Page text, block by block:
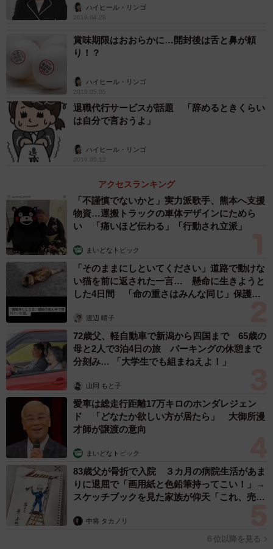
れた時の事。ある識者の答えは「嫌われる勇気」。私は
「許す心」と答えました。「人を許す」という事が今の世
の中に欠けてきているように感じてなりません。
ところで、最近の男性コメンテーターが、この不倫騒動
に関して一様口が重くなって来ていると感じるのですが。
男性なら皆、１度はスネにキズを持つ身。大ブーメランに
なって返ってこない様「あの時あんなエラそうな事言って
とまっているのではないかと疑惑の目を向けている私です
(笑)
杏と東出昌大＝2014年撮影
ハイヒール・リンゴ
2019.04.28
賞味期限はおおらかに…開封後は舌と鼻が頼
り！？
ハイヒール・リンゴ
2019.05.05
退職代行サービスが話題 「辞めるときくらい
は自分で言おうよ」
ハイヒール・リンゴ
2019.05.12
アクセスランキング
「不謹慎でないかと」実力派歌手、熊本へ支援
物資…運搬トラックの車体デザインにためら
い 「痛いほど伝わる」「行動され立派」
まいどなトピック
「そのままにしといてください」道路で動けな
い猫を前に返された一言… 懸命に生きようと
した4日間 「命の重さはみんな同じ」保護団
渡辺 晴子
72歳父、軽自動車で新潟から四国まで 65歳の
母と2人で3泊4日の旅 パーキングの休憩まで
分刻み… 「大学生でも組まねえよ！」
山岡 もと子
愛車は総走行距離17万キロのホンダレジェン
ド 「どなたか欲しい方が居たら」 大御所漫
才師が譲渡の意向
まいどなトピック
83歳父が骨折で入院 ３カ月の病院生活があま
りに退屈で「画用紙と色鉛筆持ってこい！」→
スケッチブックを見た家族が仰天「これ、売れ
中将 タカノリ
６位以降を見る